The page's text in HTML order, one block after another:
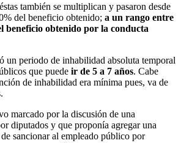
también se multiplican y pasaron desde
del beneficio obtenido; a un rango entre
beneficio obtenido por la conducta
un periodo de inhabilidad absoluta temporal
que puede ir de 5 a 7 años. Cabe
de inhabilidad era mínima pues, va de
marcado por la discusión de una
diputados y que proponía agregar una
sancionar al empleado público por